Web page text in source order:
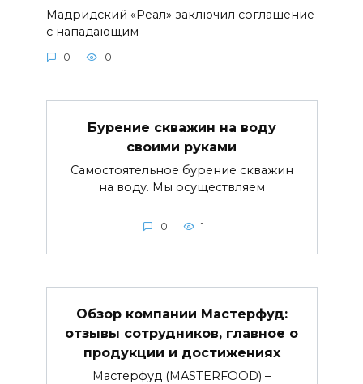
Мадридский «Реал» заключил соглашение
с нападающим
0 0
Бурение скважин на воду
своими руками
Самостоятельное бурение скважин
на воду. Мы осуществляем
0 1
Обзор компании Мастерфуд:
отзывы сотрудников, главное о
продукции и достижениях
Мастерфуд (MASTERFOOD) –